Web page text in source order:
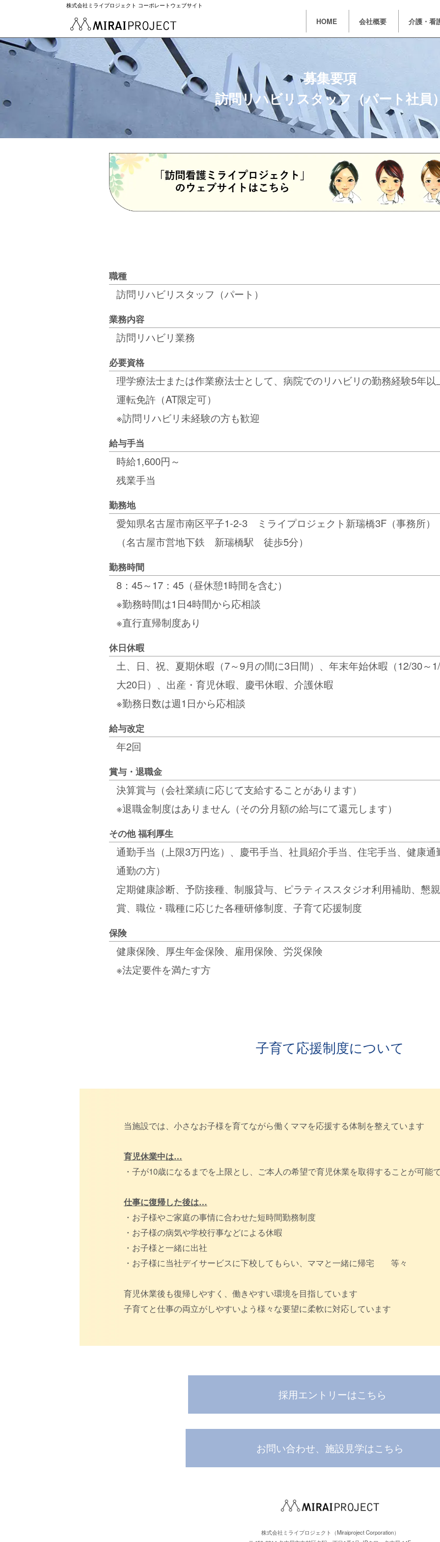
株式会社ミライプロジェクト コーポレートウェブサイト
HOME 会社概要 介護・看
募集要項
訪問リハビリスタッフ（パート社員
職種
訪問リハビリスタッフ（パート）
業務内容
訪問リハビリ業務
必要資格
理学療法士または作業療法士として、病院でのリハビリの勤務経験5年以
運転免許（AT限定可）
※訪問リハビリ未経験の方も歓迎
給与手当
時給1,600円～
残業手当
勤務地
愛知県名古屋市南区平子1-2-3 ミライプロジェクト新瑞橋3F（事務所）
（名古屋市営地下鉄 新瑞橋駅 徒歩5分）
勤務時間
8：45～17：45（昼休憩1時間を含む）
※勤務時間は1日4時間から応相談
※直行直帰制度あり
休日休暇
土、日、祝、夏期休暇（7～9月の間に3日間）、年末年始休暇（12/30～
大20日）、出産・育児休暇、慶弔休暇、介護休暇
※勤務日数は週1日から応相談
給与改定
年2回
賞与・退職金
決算賞与（会社業績に応じて支給することがあります）
※退職金制度はありません（その分月額の給与にて還元します）
その他 福利厚生
通勤手当（上限3万円迄）、慶弔手当、社員紹介手当、住宅手当、健康
通勤の方）
定期健康診断、予防接種、制服貸与、ピラティススタジオ利用補助、懇
賞、職位・職種に応じた各種研修制度、子育て応援制度
保険
健康保険、厚生年金保険、雇用保険、労災保険
※法定要件を満たす方
子育て応援制度について
当施設では、小さなお子様を育てながら働くママを応援する体制を整えています
育児休業中は…
・子が10歳になるまでを上限とし、ご本人の希望で育児休業を取得することが可能
仕事に復帰した後は…
・お子様やご家庭の事情に合わせた短時間勤務制度
・お子様の病気や学校行事などによる休暇
・お子様と一緒に出社
・お子様に当社デイサービスに下校してもらい、ママと一緒に帰宅 等々
育児休業後も復帰しやすく、働きやすい環境を目指しています
子育てと仕事の両立がしやすいよう様々な要望に柔軟に対応しています
採用エントリーはこちら
お問い合わせ、施設見学はこちら
株式会社ミライプロジェクト（Miraiproject Corporation）